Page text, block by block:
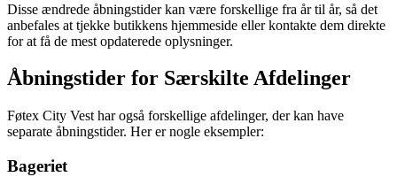
Disse ændrede åbningstider kan være forskellige fra år til år, så det
anbefales at tjekke butikkens hjemmeside eller kontakte dem direkte
for at få de mest opdaterede oplysninger.
Åbningstider for Særskilte Afdelinger
Føtex City Vest har også forskellige afdelinger, der kan have
separate åbningstider. Her er nogle eksempler:
Bageriet